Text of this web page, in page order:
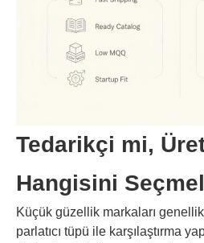
Tedarikçi mi,
Hangisini
Küçük güzellik markaları
parlatıcı tüpü ile karşılaştırma